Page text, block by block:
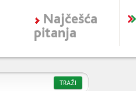
Najčešća
pitanja
TRAŽI